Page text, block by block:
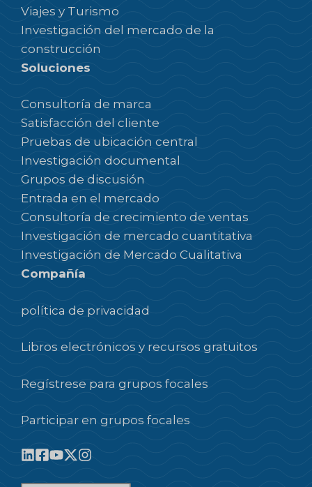
Viajes y Turismo
Investigación del mercado de la
construcción
Soluciones
Consultoría de marca
Satisfacción del cliente
Pruebas de ubicación central
Investigación documental
Grupos de discusión
Entrada en el mercado
Consultoría de crecimiento de ventas
Investigación de mercado cuantitativa
Investigación de Mercado Cualitativa
Compañía
política de privacidad
Libros electrónicos y recursos gratuitos
Regístrese para grupos focales
Participar en grupos focales